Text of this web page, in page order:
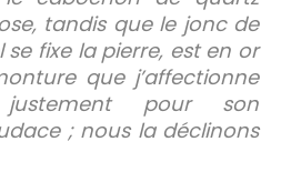
tandis que le jonc de
fixe la pierre, est en or
que j’affectionne
justement pour son
; nous la déclinons